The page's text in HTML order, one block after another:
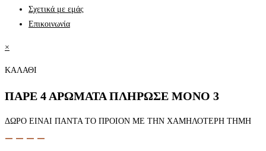
Σχετικά με εμάς
Επικοινωνία
×
ΚΑΛΑΘΙ
ΠΑΡΕ 4 ΑΡΩΜΑΤΑ ΠΛΗΡΩΣΕ ΜΟΝΟ 3
ΔΩΡΟ ΕΙΝΑΙ ΠΑΝΤΑ ΤΟ ΠΡΟΙΟΝ ΜΕ ΤΗΝ ΧΑΜΗΛΟΤΕΡΗ ΤΗΜΗ